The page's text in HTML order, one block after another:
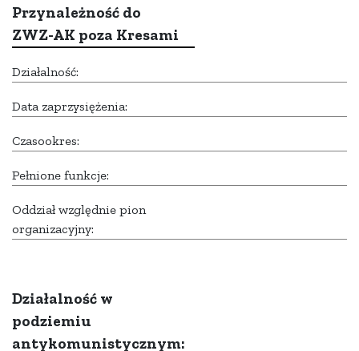
Przynależność do
ZWZ-AK poza Kresami
Działalność:
Data zaprzysiężenia:
Czasookres:
Pełnione funkcje:
Oddział względnie pion
organizacyjny:
Działalność w
podziemiu
antykomunistycznym: